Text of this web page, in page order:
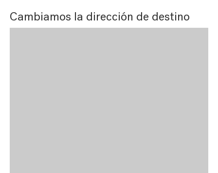
Cambiamos la dirección de destino